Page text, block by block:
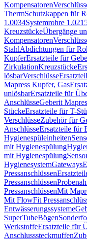
Kompensatoren
ThermSchutzkappen für
1.0034Systemrohre
KreuzstückeÜbergänge
Kompensatoren
StahlAbdichtungen für
KupferErsatzteile für
ZirkulationKreuzstücke
lösbarVerschlüsse
Mapress Kupfer, Gas
unlösbarErsatzteile für
AnschlüsseGeberit
StückeErsatzteile für T-
VerschlüsseZubehör für
AnschlüsseErsatzteile für
Hygienespüleinheiten
mit Hygienespülung
mit Hygienespülung
HygienesystemGateways
Pressanschlüssen
Pressanschlüssen
PressanschlüssenMit
Mit FlowFit
Entwässerungssysteme
SuperTubeBögen
WerkstoffeErsatzteile für
Anschlusssteckmuffen